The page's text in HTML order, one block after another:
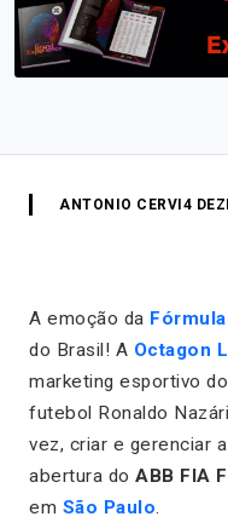
ANTONIO CERVI 4
A emoção da Fórmula
do Brasil! A Octagon
marketing esportivo
futebol Ronaldo
vez, criar e gerenciar a
abertura do ABB FIA
em São Paulo.